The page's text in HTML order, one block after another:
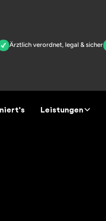
Ärztlich verordnet, legal & sicher
Leistungen